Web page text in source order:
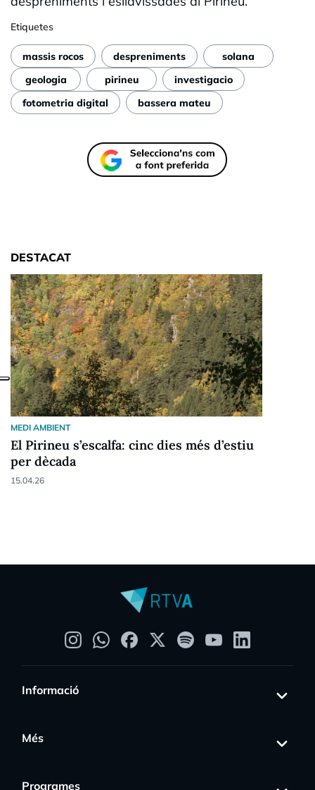
Etiquetes
massis rocos despreniments
solana
geologia
pirineu
investigacio
fotometria digital
bassera mateu
DESTACAT
MEDI AMBIENT
El Pirineu s’escalfa: cinc dies més d’estiu
per dècada
15.04.26
Informació
Més
Programes